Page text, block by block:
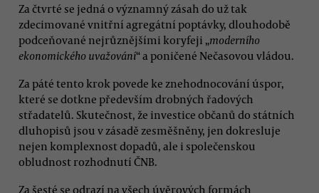
Za čtvrté se jedná o významný zásah do už tak
zdecimované vnitřní agregátní poptávky, dlouhodobě
podceňované nejrůznějšími koryfeji „moderního
ekonomického uvažování“ a poničené Nečasovou vládou.
Za páté tento krok povede ke znehodnocování úspor,
které se dotkne především drobných řadových
střadatelů. Skutečnost, že investice občanů do státních
dluhopisů jsou v zásadě zesměšněny, jen dokresluje
nejen komplexnost dopadů, ale i společenskou
obludnost rozhodnutí ČNB.
Za šesté se odrazí na všech úvěrových formách